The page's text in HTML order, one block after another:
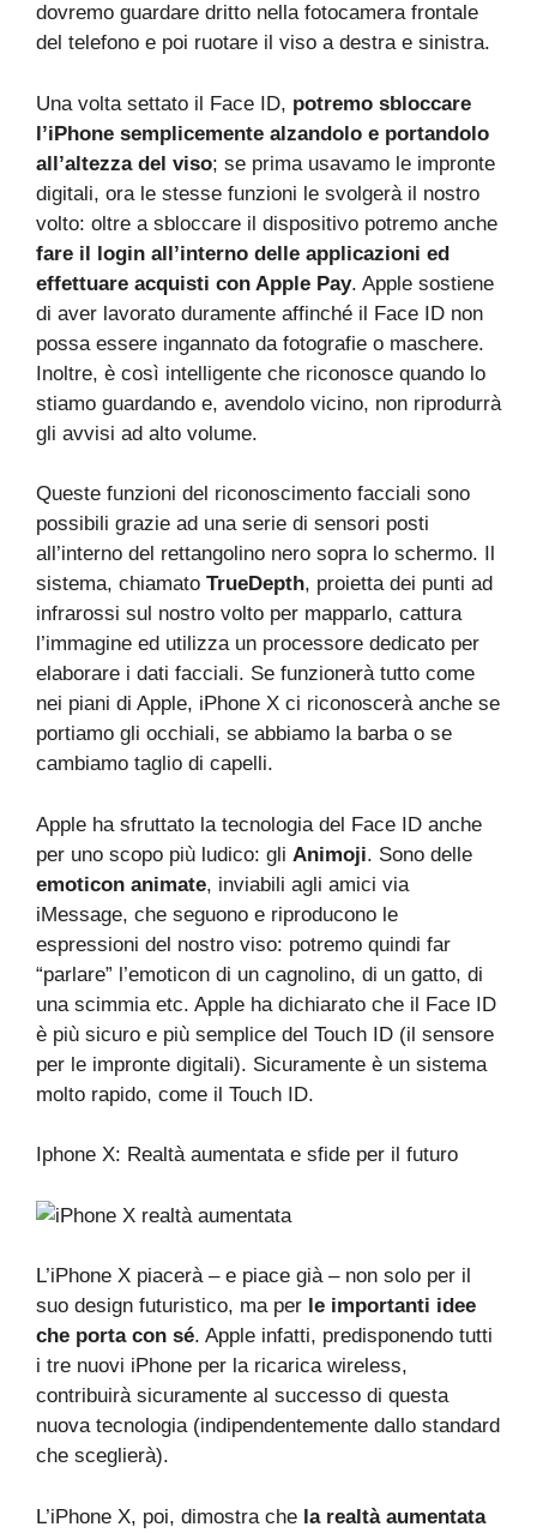
dovremo guardare dritto nella fotocamera frontale
del telefono e poi ruotare il viso a destra e sinistra.
Una volta settato il Face ID, potremo sbloccare
l’iPhone semplicemente alzandolo e portandolo
all’altezza del viso; se prima usavamo le impronte
digitali, ora le stesse funzioni le svolgerà il nostro
volto: oltre a sbloccare il dispositivo potremo anche
fare il login all’interno delle applicazioni ed
effettuare acquisti con Apple Pay. Apple sostiene
di aver lavorato duramente affinché il Face ID non
possa essere ingannato da fotografie o maschere.
Inoltre, è così intelligente che riconosce quando lo
stiamo guardando e, avendolo vicino, non riprodurrà
gli avvisi ad alto volume.
Queste funzioni del riconoscimento facciali sono
possibili grazie ad una serie di sensori posti
all’interno del rettangolino nero sopra lo schermo. Il
sistema, chiamato TrueDepth, proietta dei punti ad
infrarossi sul nostro volto per mapparlo, cattura
l’immagine ed utilizza un processore dedicato per
elaborare i dati facciali. Se funzionerà tutto come
nei piani di Apple, iPhone X ci riconoscerà anche se
portiamo gli occhiali, se abbiamo la barba o se
cambiamo taglio di capelli.
Apple ha sfruttato la tecnologia del Face ID anche
per uno scopo più ludico: gli Animoji. Sono delle
emoticon animate, inviabili agli amici via
iMessage, che seguono e riproducono le
espressioni del nostro viso: potremo quindi far
“parlare” l’emoticon di un cagnolino, di un gatto, di
una scimmia etc. Apple ha dichiarato che il Face ID
è più sicuro e più semplice del Touch ID (il sensore
per le impronte digitali). Sicuramente è un sistema
molto rapido, come il Touch ID.
Iphone X: Realtà aumentata e sfide per il futuro
L’iPhone X piacerà – e piace già – non solo per il
suo design futuristico, ma per le importanti idee
che porta con sé. Apple infatti, predisponendo tutti
i tre nuovi iPhone per la ricarica wireless,
contribuirà sicuramente al successo di questa
nuova tecnologia (indipendentemente dallo standard
che sceglierà).
L’iPhone X, poi, dimostra che la realtà aumentata